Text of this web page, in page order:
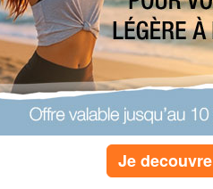
cela faisais
Je decouvre